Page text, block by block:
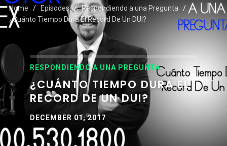
Home Episodes
Respondiendo a una Pregunta
¿Cuánto Tiempo Dura El Record De Un DUI?
RESPONDIENDO A UNA PREGUNTA
¿CUÁNTO TIEMPO DURA EL
RECORD DE UN DUI?
DECEMBER 01, 2017